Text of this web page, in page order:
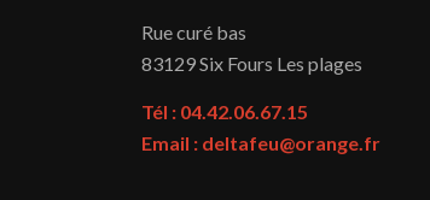
Rue curé bas
83129Six Fours Les plages
Tél : 04.42.06.67.15
Email : deltafeu@orange.fr